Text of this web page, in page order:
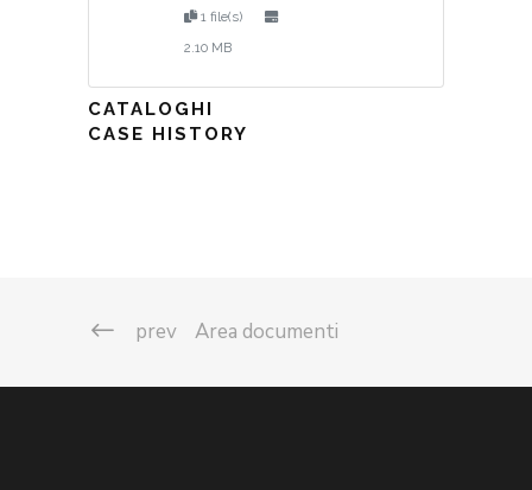
1 file(s)
2.10 MB
CATALOGHI
CASE HISTORY
prev Area documenti